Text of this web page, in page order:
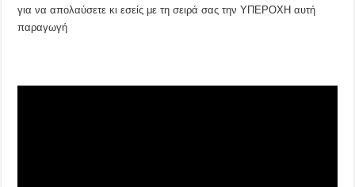
για να απολαύσετε κι εσείς με τη σειρά σας την ΥΠΕΡΟΧΗ αυτή
παραγωγή